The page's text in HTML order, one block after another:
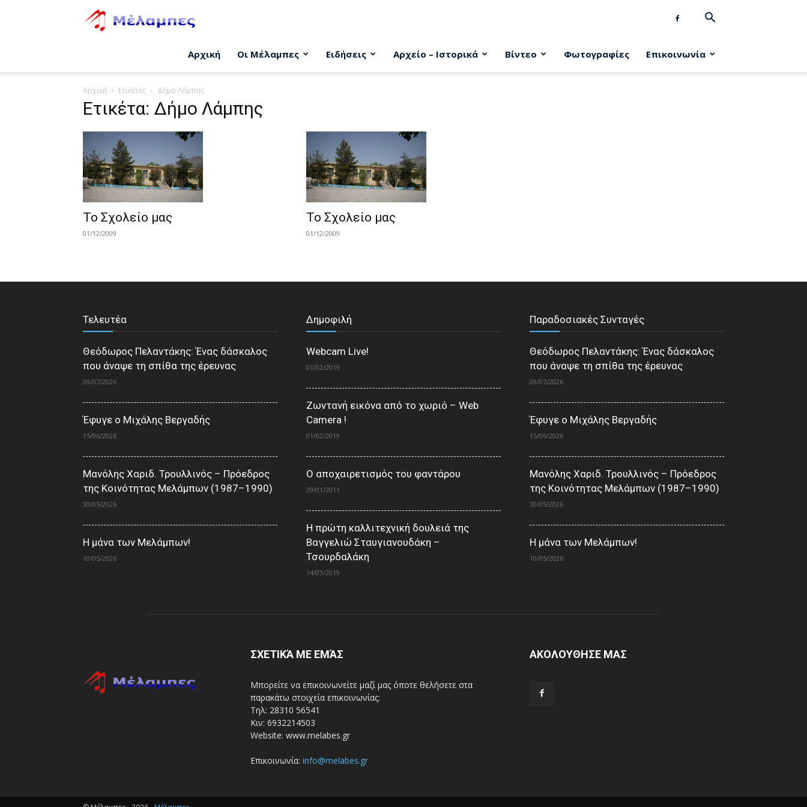
Αρχική Οι Μέλαμπες Ειδήσεις Αρχείο – Ιστορικά Βίντεο Φωτογραφίες Επικοινωνία
Αρχική Ετικέτες Δήμο Λάμπης
Ετικέτα: Δήμο Λάμπης
Το Σχολείο μας
01/12/2009
Το Σχολείο μας
01/12/2009
Τελευτέα
Θεόδωρος Πελαντάκης: Ένας δάσκαλος
που άναψε τη σπίθα της έρευνας
09/07/2026
Έφυγε ο Μιχάλης Βεργαδής
15/06/2026
Μανόλης Χαριδ. Τρουλλινός – Πρόεδρος
της Κοινότητας Μελάμπων (1987–1990)
30/05/2026
Η μάνα των Μελάμπων!
10/05/2026
Δημοφιλή
Webcam Live!
01/02/2019
Ζωντανή εικόνα από το χωριό – Web
Camera !
01/02/2019
Ο αποχαιρετισμός του φαντάρου
29/01/2011
Η πρώτη καλλιτεχνική δουλειά της
Βαγγελιώ Σταυγιανουδάκη –
Τσουρδαλάκη
14/03/2019
Παραδοσιακές Συνταγές
Θεόδωρος Πελαντάκης: Ένας δάσκαλος
που άναψε τη σπίθα της έρευνας
09/07/2026
Έφυγε ο Μιχάλης Βεργαδής
15/06/2026
Μανόλης Χαριδ. Τρουλλινός – Πρόεδρος
της Κοινότητας Μελάμπων (1987–1990)
30/05/2026
Η μάνα των Μελάμπων!
10/05/2026
ΣΧΕΤΙΚΆ ΜΕ ΕΜΆΣ
Μπορείτε να επικοινωνείτε μαζί μας όποτε θελήσετε στα
παρακάτω στοιχεία επικοινωνίας:
Τηλ: 28310 56541
Κιν: 6932214503
Website: www.melabes.gr
Επικοινωνία: info@melabes.gr
ΑΚΟΛΟΥΘΗΣΕ ΜΑΣ